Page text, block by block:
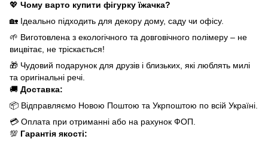
💖 Чому варто купити фігурку їжачка?
🏡 Ідеально підходить для декору дому, саду чи офісу.
🌱 Виготовлена з екологічного та довговічного полімеру – не
вицвітає, не тріскається!
🎁 Чудовий подарунок для друзів і близьких, які люблять милі
та оригінальні речі.
🚚 Доставка:
📦 Відправляємо Новою Поштою та Укрпоштою по всій Україні.
💳 Оплата при отриманні або на рахунок ФОП.
💯 Гарантія якості: